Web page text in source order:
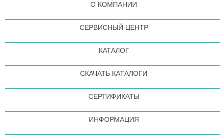
О КОМПАНИИ
СЕРВИСНЫЙ ЦЕНТР
КАТАЛОГ
СКАЧАТЬ КАТАЛОГИ
СЕРТИФИКАТЫ
ИНФОРМАЦИЯ